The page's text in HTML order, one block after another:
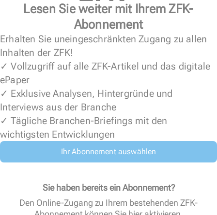
Lesen Sie weiter mit Ihrem ZFK-
Abonnement
Erhalten Sie uneingeschränkten Zugang zu allen
Inhalten der ZFK!
✓ Vollzugriff auf alle ZFK-Artikel und das digitale
ePaper
✓ Exklusive Analysen, Hintergründe und
Interviews aus der Branche
✓ Tägliche Branchen-Briefings mit den
wichtigsten Entwicklungen
Ihr Abonnement auswählen
Sie haben bereits ein Abonnement?
Den Online-Zugang zu Ihrem bestehenden ZFK-